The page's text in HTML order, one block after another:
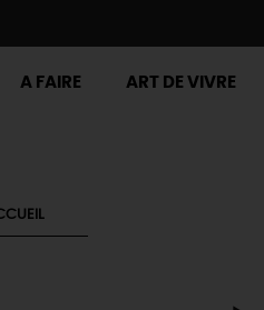
A FAIRE ART DE VIVRE